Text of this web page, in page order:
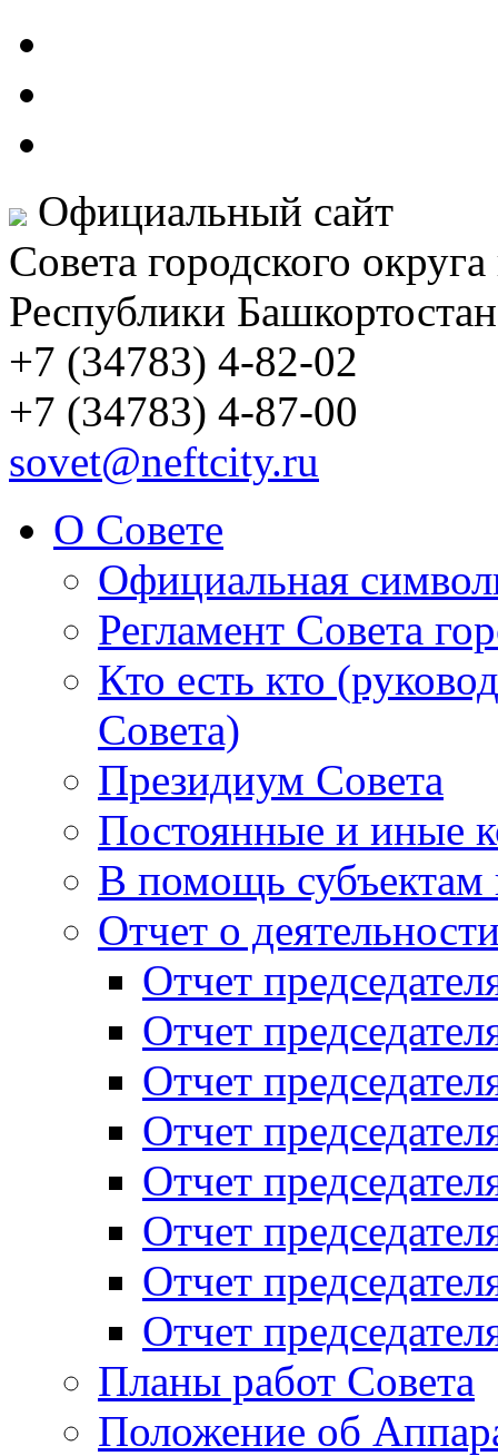
Официальный сайт
Совета городского
Республики Башкортостан
+7 (34783) 4-82-02
+7 (34783) 4-87-00
sovet@neftcity.ru
О Совете
Официальная
Регламент Совета
Кто есть кто
Совета)
Президиум Совета
Постоянные и иные
В помощь субъектам
Отчет о
Отчет
Отчет
Отчет
Отчет
Отчет
Отчет
Отчет
Отчет
Планы работ Совета
Положение об